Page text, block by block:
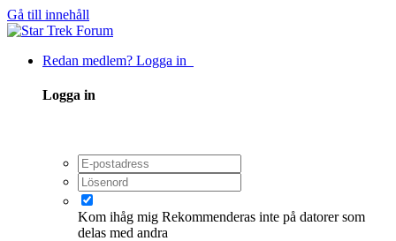
Gå till innehåll
Redan medlem? Logga in
Logga in
Kom ihåg mig Rekommenderas inte på datorer som
delas med andra